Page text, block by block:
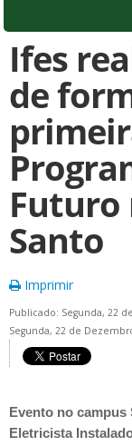
Ifes
de
Futuro
Santo
Imprimir
Publicado: Segunda, 22
Segunda, 22 de
Evento no
Eletricista